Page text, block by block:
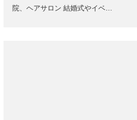
院、ヘアサロン 結婚式やイベ…